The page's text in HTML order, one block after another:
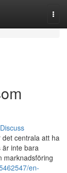
Discuss
centrala att ha
är inte bara
marknadsföring
en-